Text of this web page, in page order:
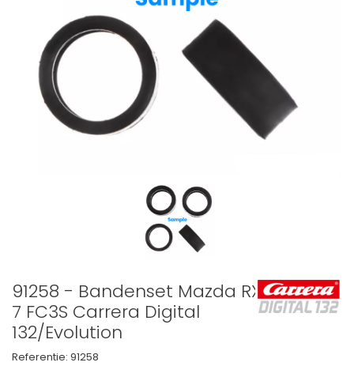
91258 - Bandenset Mazda RX-
7 FC3S Carrera Digital
132/Evolution
Referentie: 91258